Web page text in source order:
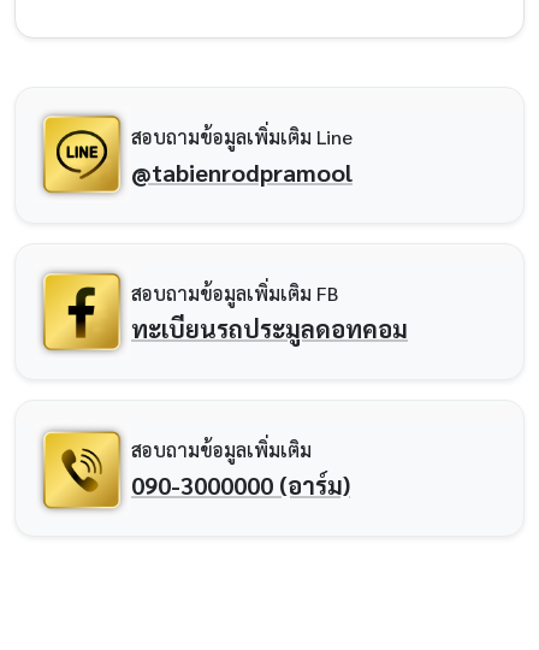
สอบถามข้อมูลเพิ่มเติม Line
@tabienrodpramool
สอบถามข้อมูลเพิ่มเติม FB
ทะเบียนรถประมูลดอทคอม
สอบถามข้อมูลเพิ่มเติม
090-3000000 (อาร์ม)